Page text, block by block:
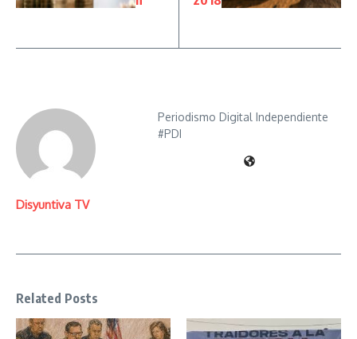
Disyuntiva TV
Periodismo Digital Independiente
#PDI
Related Posts